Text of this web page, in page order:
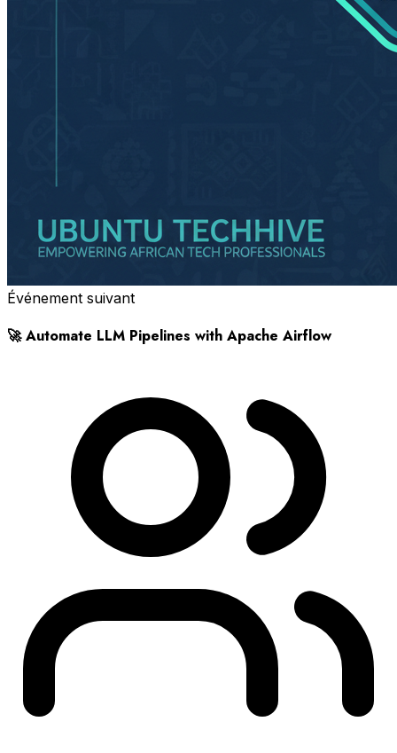
Événement suivant
🚀 Automate LLM Pipelines with Apache Airflow